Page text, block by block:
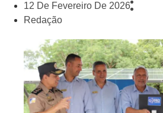
12 De Fevereiro De 2026
Redação